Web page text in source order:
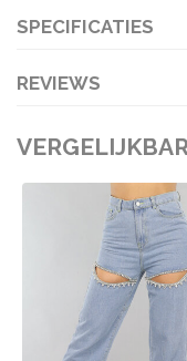
SPECIFICATIES
REVIEWS